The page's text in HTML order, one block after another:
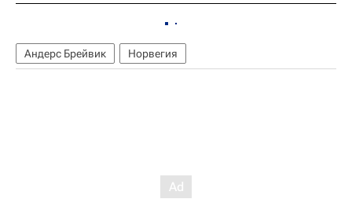
Андерс Брейвик Норвегия